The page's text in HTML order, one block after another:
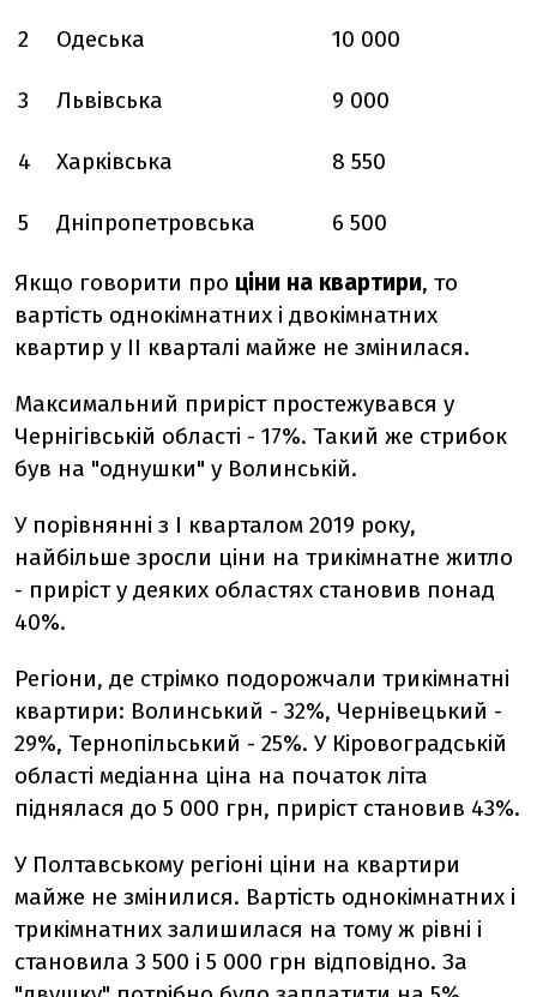
2 Одеська 10 000
3 Львівська 9 000
4 Харківська 8 550
5 Дніпропетровська 6 500
Якщо говорити про ціни на квартири, то
вартість однокімнатних і двокімнатних
квартир у ІІ кварталі майже не змінилася.
Максимальний приріст простежувався у
Чернігівській області - 17%. Такий же стрибок
був на "однушки" у Волинській.
У порівнянні з І кварталом 2019 року,
найбільше зросли ціни на трикімнатне житло
- приріст у деяких областях становив понад
40%.
Регіони, де стрімко подорожчали трикімнатні
квартири: Волинський - 32%, Чернівецький -
29%, Тернопільський - 25%. У Кіровоградській
області медіанна ціна на початок літа
піднялася до 5 000 грн, приріст становив 43%.
У Полтавському регіоні ціни на квартири
майже не змінилися. Вартість однокімнатних і
трикімнатних залишилася на тому ж рівні і
становила 3 500 і 5 000 грн відповідно. За